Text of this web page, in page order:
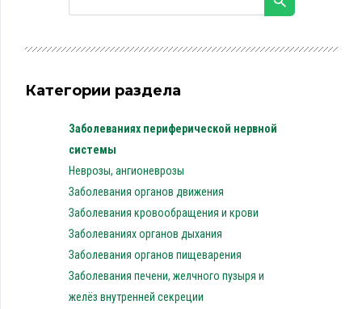
Категории раздела
Заболеваниях периферической нервной
системы
Неврозы, ангионеврозы
Заболевания органов движения
Заболевания кровообращения и крови
Заболеваниях органов дыхания
Заболевания органов пищеварения
Заболевания печени, желчного пузыря и
желёз внутренней секреции